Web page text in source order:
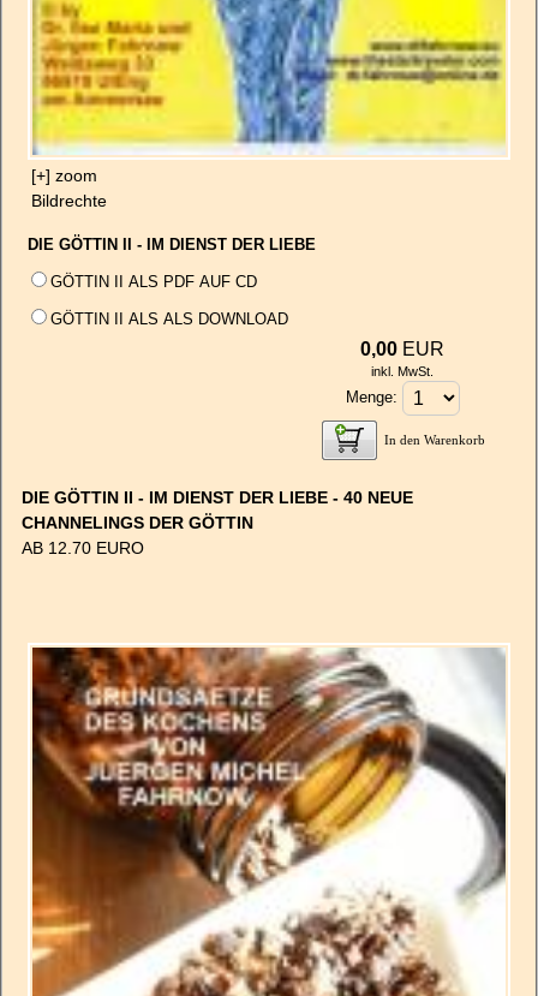
[+] zoom
Bildrechte
DIE GÖTTIN II - IM DIENST DER LIEBE
GÖTTIN II ALS PDF AUF CD
GÖTTIN II ALS ALS DOWNLOAD
0,00 EUR
inkl. MwSt.
Menge:
In den Warenkorb
DIE GÖTTIN II - IM DIENST DER LIEBE - 40 NEUE
CHANNELINGS DER GÖTTIN
AB 12.70 EURO